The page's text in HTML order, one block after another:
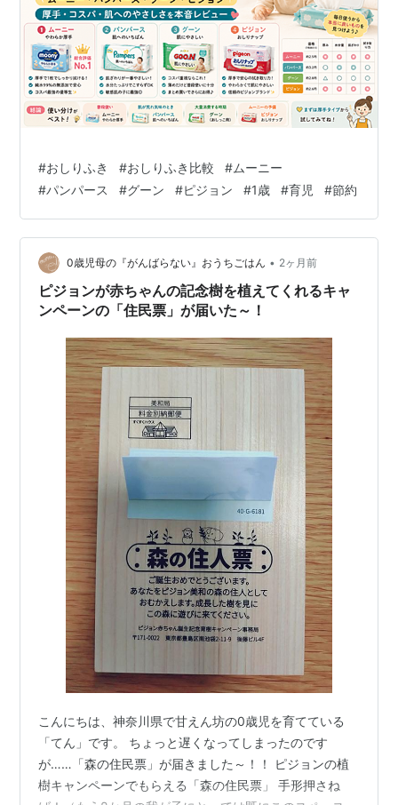
#おしりふき #おしりふき比較 #ムーニー
#パンパース #グーン #ピジョン #1歳 #育児 #節約
0歳児母の『がんばらない』おうちごはん • 2ヶ月前
ピジョンが赤ちゃんの記念樹を植えてくれるキャ
ンペーンの「住民票」が届いた～！
こんにちは、神奈川県で甘えん坊の0歳児を育てている
「てん」です。 ちょっと遅くなってしまったのです
が……「森の住民票」が届きました～！！ ピジョンの植
樹キャンペーンでもらえる「森の住民票」 手形押さね